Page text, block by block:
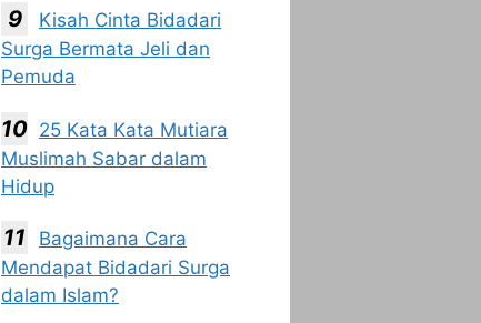
Kisah Cinta Bidadari
Surga Bermata Jeli dan
Pemuda
25 Kata Kata Mutiara
Muslimah Sabar dalam
Hidup
Bagaimana Cara
Mendapat Bidadari Surga
dalam Islam?